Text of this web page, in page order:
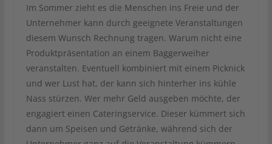
Im Sommer zieht es die Menschen ins Freie und der
Unternehmer kann durch geeignete Veranstaltungen
diesem Wunsch Rechnung tragen. Warum nicht eine
Produktpräsentation an einem Baggerweiher
veranstalten. Eventuell kombiniert mit einem Picknick
und wer Lust hat, der kann sich hinterher ins kühle
Nass stürzen. Wer mehr Geld ausgeben möchte, der
engagiert einen Cateringservice. Dieser kümmert sich
dann um Speisen und Getränke, während sich der